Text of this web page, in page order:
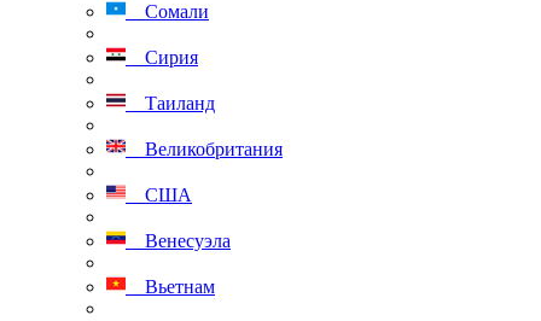
Сомали
Сирия
Таиланд
Великобритания
США
Венесуэла
Вьетнам